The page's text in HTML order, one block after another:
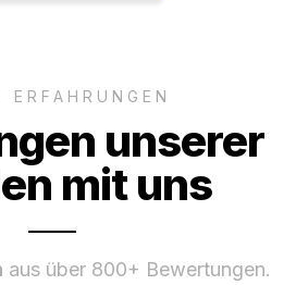
ERFAHRUNGEN
unserer
mit uns
aus über 800+ Bewertungen.